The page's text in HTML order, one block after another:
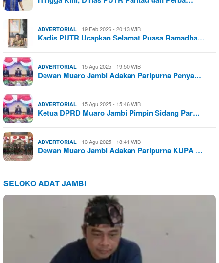
ADVERTORIAL 19 Feb 2026 - 20:13 WIB
Kadis PUTR Ucapkan Selamat Puasa Ramadha…
ADVERTORIAL 15 Agu 2025 - 19:50 WIB
Dewan Muaro Jambi Adakan Paripurna Penya…
ADVERTORIAL 15 Agu 2025 - 15:46 WIB
Ketua DPRD Muaro Jambi Pimpin Sidang Par…
ADVERTORIAL 13 Agu 2025 - 18:41 WIB
Dewan Muaro Jambi Adakan Paripurna KUPA …
SELOKO ADAT JAMBI